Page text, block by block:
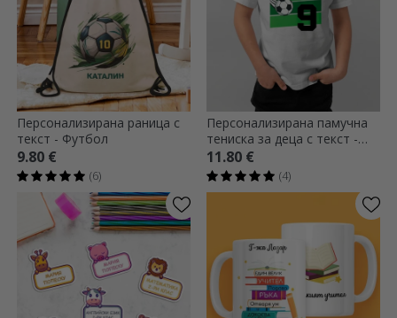
Персонализирана раница с
текст - Футбол
9.80 €
(6)
Персонализирана памучна
тениска за деца с текст -
Футбол
11.80 €
(4)